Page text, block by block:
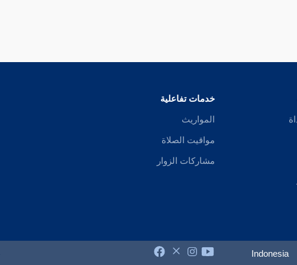
خدمات تفاعلية
المواريث
مواقيت الصلاة
مشاركات الزوار
Indonesia